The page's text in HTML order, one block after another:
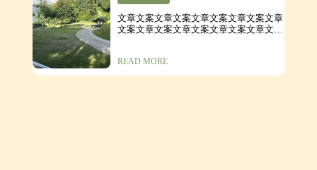
文章文案文章文案文章文案文章文案文章
文案文章文案文章文案文章文案文章文案
文章文案文章文案文章文案文章文案文章
文案文章文案文章文案
READ MORE